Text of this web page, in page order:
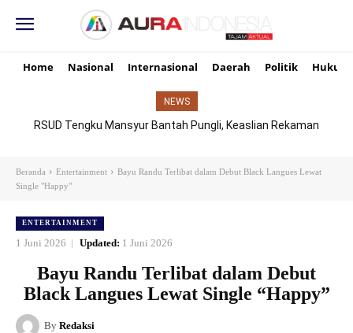
Home Nasional Internasional Daerah Politik Hukum
NEWS
RSUD Tengku Mansyur Bantah Pungli, Keaslian Rekaman
Beranda Entertainment
Bayu Randu Terlibat dalam Debut Black Langues Lewat
Single "Happy"
ENTERTAINMENT
1 Juni 2026 Updated: 1 Juni 2026
Bayu Randu Terlibat dalam Debut
Black Langues Lewat Single “Happy”
By Redaksi